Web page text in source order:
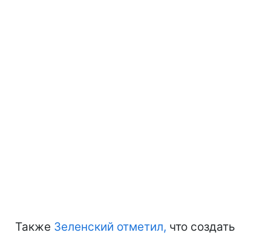
Также Зеленский отметил, что создать